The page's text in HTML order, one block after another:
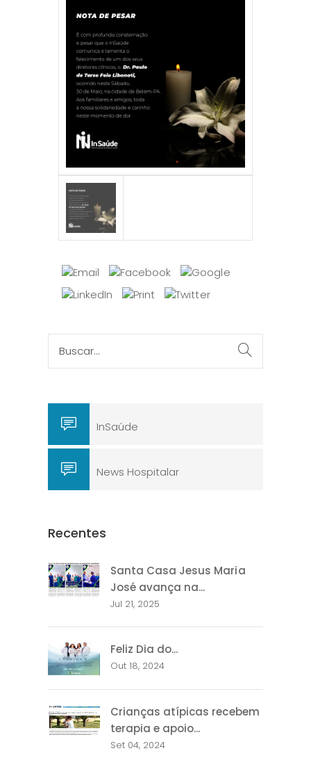
InSaúde
News Hospitalar
Recentes
Santa Casa Jesus Maria
José avança na...
Jul 21, 2025
Feliz Dia do...
Out 18, 2024
Crianças atípicas recebem
terapia e apoio...
Set 04, 2024